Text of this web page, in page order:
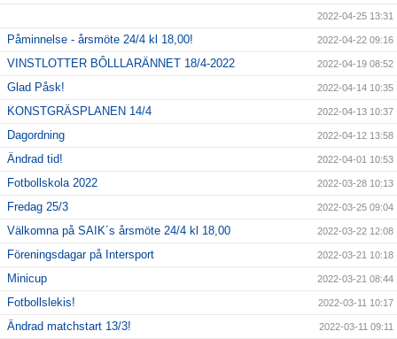
2022-04-25 13:31
Påminnelse - årsmöte 24/4 kl 18,00! 2022-04-22 09:16
VINSTLOTTER BÔLLLARÄNNET 18/4-2022 2022-04-19 08:52
Glad Påsk! 2022-04-14 10:35
KONSTGRÄSPLANEN 14/4 2022-04-13 10:37
Dagordning 2022-04-12 13:58
Ändrad tid! 2022-04-01 10:53
Fotbollskola 2022 2022-03-28 10:13
Fredag 25/3 2022-03-25 09:04
Välkomna på SAIK´s årsmöte 24/4 kl 18,00 2022-03-22 12:08
Föreningsdagar på Intersport 2022-03-21 10:18
Minicup 2022-03-21 08:44
Fotbollslekis! 2022-03-11 10:17
Ändrad matchstart 13/3! 2022-03-11 09:11